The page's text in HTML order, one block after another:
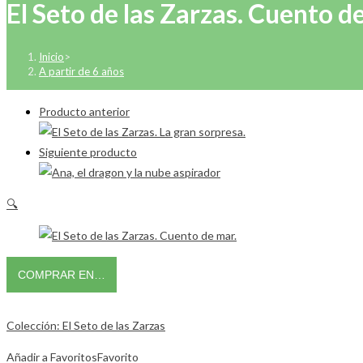
El Seto de las Zarzas. Cuento
Inicio>
A partir de 6 años
Producto anterior
Siguiente producto
🔍
COMPRAR EN…
Colección: El Seto de las Zarzas
Añadir a FavoritosFavorito